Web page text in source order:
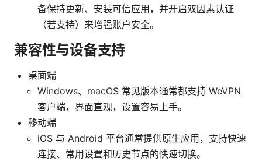
备保持更新、安装可信应用，并开启双因素认证
（若支持）来增强账户安全。
兼容性与设备支持
桌面端
Windows、macOS 常见版本通常都支持 WeVPN
客户端，界面直观，设置容易上手。
移动端
iOS 与 Android 平台通常提供原生应用，支持快速
连接、常用设置和历史节点的快速切换。